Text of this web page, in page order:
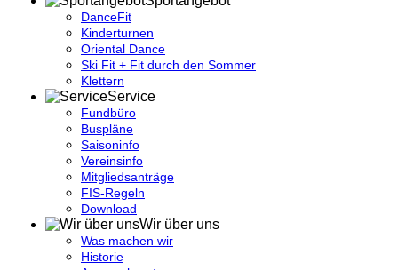
DanceFit
Kinderturnen
Oriental Dance
Ski Fit + Fit durch den Sommer
Klettern
Service
Fundbüro
Buspläne
Saisoninfo
Vereinsinfo
Mitgliedsanträge
FIS-Regeln
Download
Wir über uns
Was machen wir
Historie